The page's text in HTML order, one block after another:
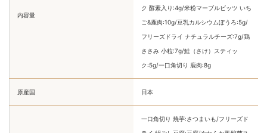
内容量
ク 酵素入り:4g/米粉マーブルビッツ いち
ご&鹿肉:10g/豆乳カルシウムぼうろ:5g/
フリーズドライ ナチュラルチーズ:7g/鶏
ささみ 小粒:7g/鮭（さけ）スティッ
ク:5g/一口角切り 鹿肉:8g
原産国 日本
一口角切り 焼芋:さつまいも/フリーズド